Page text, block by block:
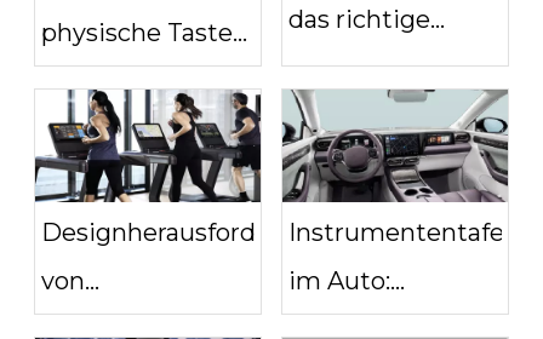
physische Tasten
funktioniert
tatsächlich?
das richtige
benutzerdefinierte
Touch-Display für
Ihr Projekt aus？
Designherausforderungen
von
Instrumententafel
im Auto: